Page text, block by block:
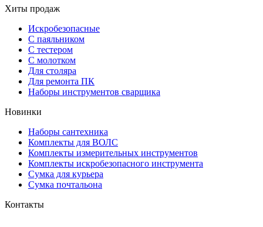
Хиты продаж
Искробезопасные
С паяльником
С тестером
С молотком
Для столяра
Для ремонта ПК
Наборы инструментов сварщика
Новинки
Наборы сантехника
Комплекты для ВОЛС
Комплекты измерительных инструментов
Комплекты искробезопасного инструмента
Сумка для курьера
Сумка почтальона
Контакты